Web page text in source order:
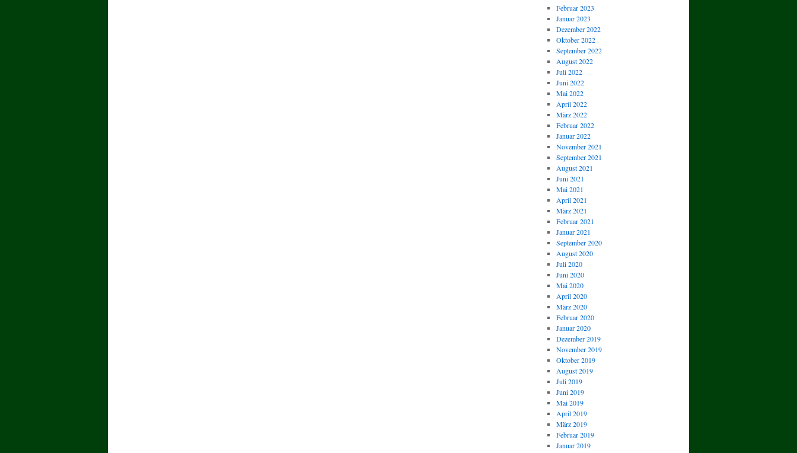
Februar 2023
Januar 2023
Dezember 2022
Oktober 2022
September 2022
August 2022
Juli 2022
Juni 2022
Mai 2022
April 2022
März 2022
Februar 2022
Januar 2022
November 2021
September 2021
August 2021
Juni 2021
Mai 2021
April 2021
März 2021
Februar 2021
Januar 2021
September 2020
August 2020
Juli 2020
Juni 2020
Mai 2020
April 2020
März 2020
Februar 2020
Januar 2020
Dezember 2019
November 2019
Oktober 2019
August 2019
Juli 2019
Juni 2019
Mai 2019
April 2019
März 2019
Februar 2019
Januar 2019